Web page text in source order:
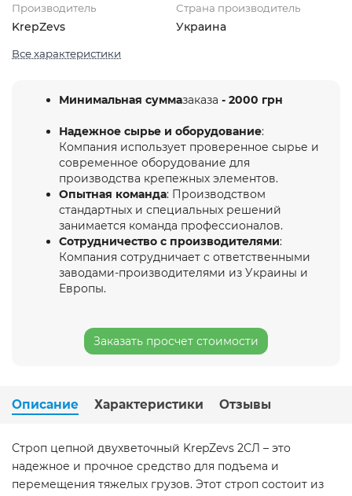
Производитель
KrepZevs
Страна производитель
Украина
Все характеристики
Минимальная суммазаказа - 2000 грн
Надежное сырье и оборудование:
Компания использует проверенное сырье и
современное оборудование для
производства крепежных элементов.
Опытная команда: Производством
стандартных и специальных решений
занимается команда профессионалов.
Сотрудничество с производителями:
Компания сотрудничает с ответственными
заводами-производителями из Украины и
Европы.
Заказать просчет стоимости
Описание Характеристики Отзывы
Строп цепной двухветочный KrepZevs 2СЛ – это
надежное и прочное средство для подъема и
перемещения тяжелых грузов. Этот строп состоит из